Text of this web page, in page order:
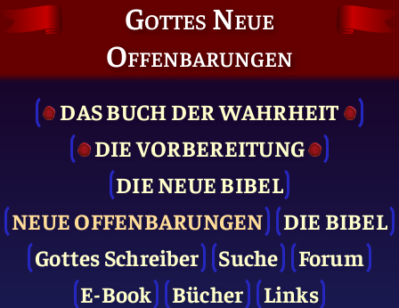
Gottes Neue
Offenbarungen
DAS BUCH DER WAHRHEIT
DIE VOR­BEREITUNG
DIE NEUE BIBEL
NEUE OFFENBARUNGEN
DIE BIBEL
Gottes Schreiber
Suche
Forum
E-Book
Bücher Links